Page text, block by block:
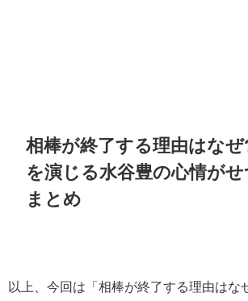
相棒が終了する理由はなぜ
を演じる水谷豊の心情がせ
まとめ
以上、今回は「相棒が終了する理由はな